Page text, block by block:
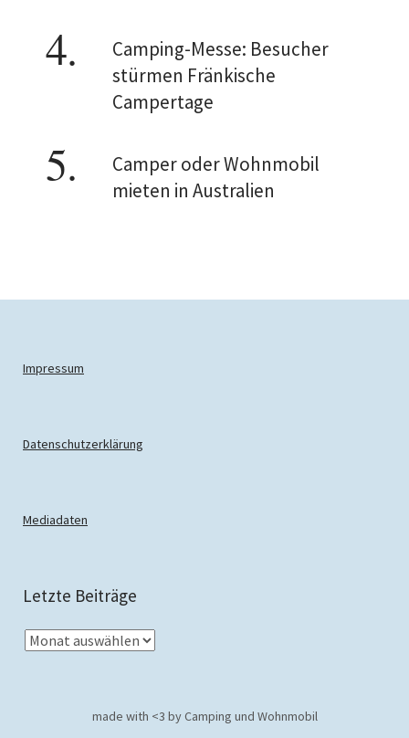
Camping-Messe: Besucher
stürmen Fränkische
Campertage
Camper oder Wohnmobil
mieten in Australien
Impressum
Datenschutzerklärung
Mediadaten
Letzte Beiträge
made with <3 by Camping und Wohnmobil